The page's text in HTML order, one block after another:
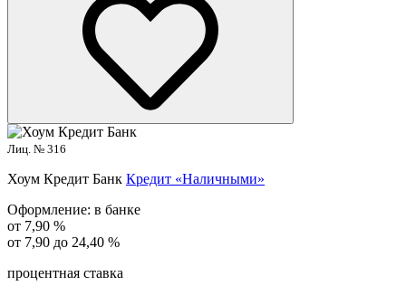
Лиц. № 316
Хоум Кредит Банк Кредит «Наличными»
Оформление: в банке
от 7,90 %
от 7,90 до 24,40 %
процентная ставка